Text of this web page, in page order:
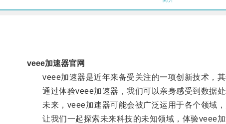
veee加速器官网
veee加速器是近年来备受关注的一项创新技术，其
通过体验veee加速器，我们可以亲身感受到数据处
未来，veee加速器可能会被广泛运用于各个领域，
让我们一起探索未来科技的未知领域，体验veee加